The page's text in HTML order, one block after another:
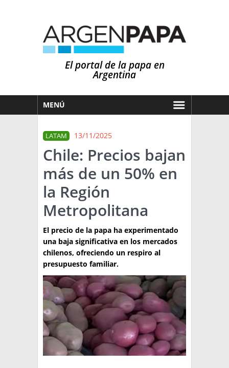
El portal de la papa en
Argentina
MENÚ
MERCADOS
NOTICIAS
EN ESPAÑOL
OTROS IDIOMAS
PRONÓSTICO
LLUVIAS
ARGENTINA
TÉCNICA
PRODUCCION
CLASIFICADOS
INTERES GENERAL
LA PAPA
RESOLUCIONES Y NORMATIVAS
ENLACES
ARGENPAPA
PUBLICIDAD
QUIENES SOMOS
BUSCAR NOTICIAS
LATAM 13/11/2025
Chile: Precios bajan
más de un 50% en
la Región
Metropolitana
El precio de la papa ha experimentado
una baja significativa en los mercados
chilenos, ofreciendo un respiro al
presupuesto familiar.